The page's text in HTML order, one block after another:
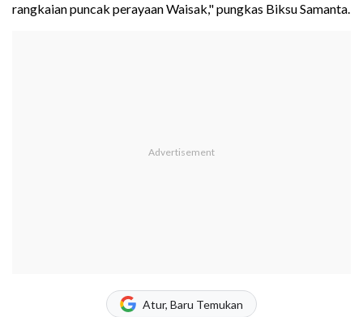
rangkaian puncak perayaan Waisak," pungkas Biksu Samanta.
Atur, Baru Temukan